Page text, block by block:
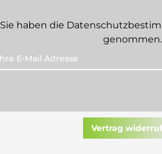
Sie haben die
genommen.
Vertrag